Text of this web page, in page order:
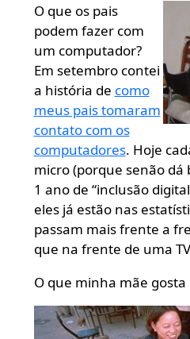
O que os pais
podem fazer com
um computador?
Em setembro contei
a história de como
meus pais tomaram
contato com os
computadores. Hoje
micro (porque senão dá
1 ano de “inclusão
eles já estão nas
passam mais frente a
que na frente de uma
O que minha mãe gosta